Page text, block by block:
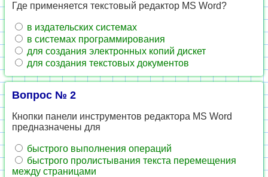
Где применяется текстовый редактор MS Word?
в издательских системах
в системах программирования
для создания электронных копий дискет
для создания текстовых документов
Вопрос № 2
Кнопки панели инструментов редактора MS Word
предназначены для
быстрого выполнения операций
быстрого пролистывания текста перемещения
между страницами